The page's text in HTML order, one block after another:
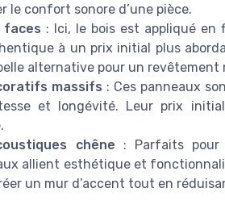
le confort sonore d’une pièce.
faces : Ici, le bois est appliqué
à un prix initial plus
alternative pour un revêtement
massifs : Ces panneaux
et longévité. Leur prix
chêne : Parfaits pour
allient esthétique et
un mur d’accent tout en